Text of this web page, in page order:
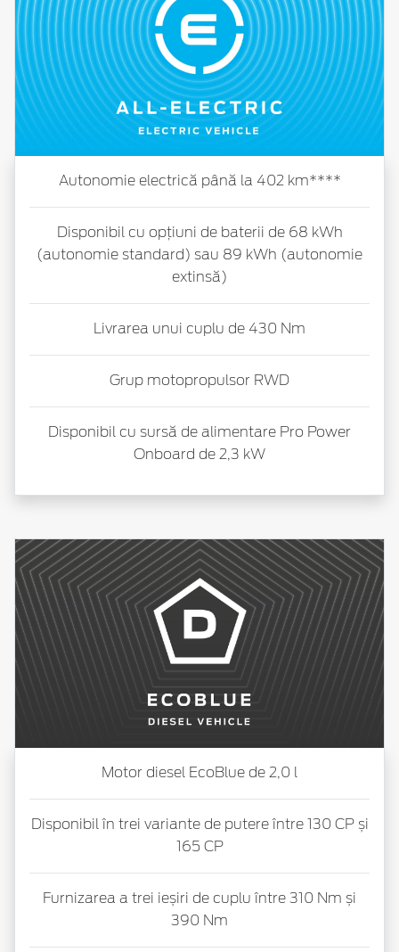
Autonomie electrică până la 402 km****
Disponibil cu opțiuni de baterii de 68 kWh
(autonomie standard) sau 89 kWh (autonomie
extinsă)
Livrarea unui cuplu de 430 Nm
Grup motopropulsor RWD
Disponibil cu sursă de alimentare Pro Power
Onboard de 2,3 kW
Motor diesel EcoBlue de 2,0 l
Disponibil în trei variante de putere între 130 CP și
165 CP
Furnizarea a trei ieșiri de cuplu între 310 Nm și
390 Nm